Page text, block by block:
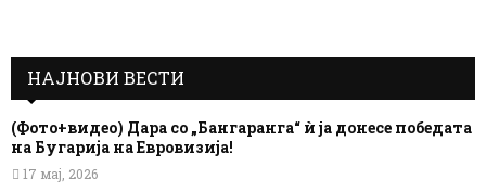
НАЈНОВИ ВЕСТИ
(Фото+видео) Дара со „Бангаранга“ ѝ ја донесе победата
на Бугарија на Евровизија!
17 мај, 2026